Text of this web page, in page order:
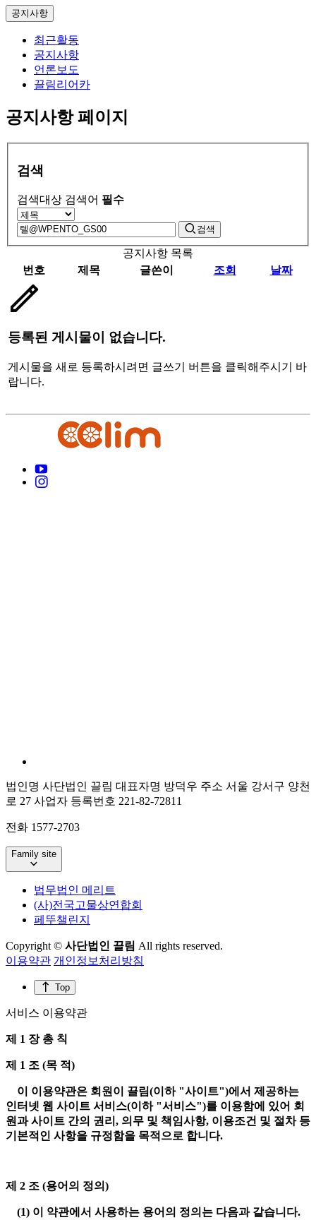
공지사항
최근활동
공지사항
언론보도
끌림리어카
공지사항 페이지
검색
검색대상 검색어 필수
검색
공지사항 목록
번호
제목 글쓴이 조회 날짜
등록된 게시물이 없습니다.
게시물을 새로 등록하시려면 글쓰기 버튼을 클릭해주시기 바
랍니다.
법인명 사단법인 끌림 대표자명 방덕우 주소 서울 강서구 양천
로 27 사업자 등록번호 221-82-72811
전화 1577-2703
Family site
법무법인 메리트
(사)전국고물상연합회
페뚜챌린지
Copyright © 사단법인 끌림 All rights reserved.
이용약관 개인정보처리방침
Top
서비스 이용약관
제 1 장 총 칙
제 1 조 (목 적)
이 이용약관은 회원이 끌림(이하 "사이트")에서 제공하는
인터넷 웹 사이트 서비스(이하 "서비스")를 이용함에 있어 회
원과 사이트 간의 권리, 의무 및 책임사항, 이용조건 및 절차 등
기본적인 사항을 규정함을 목적으로 합니다.
제 2 조 (용어의 정의)
(1) 이 약관에서 사용하는 용어의 정의는 다음과 같습니다.